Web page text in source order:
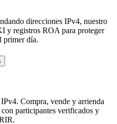
direcciones IPv4, nuestro
y registros ROA para proteger
primer día.
Compra, vende y arrienda
participantes verificados y